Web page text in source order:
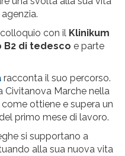
con il Klinikum
B2 di tedesco e parte
racconta il suo percorso.
Civitanova Marche nella
come ottiene e supera un
primo mese di lavoro.
si supportano a
alla sua nuova vita